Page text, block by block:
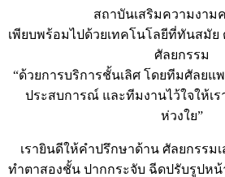
สถาบันเสริมความงาม
เพียบพร้อมไปด้วยเทคโนโลยีที่ทันสมัย
ศัลยกรรม
“ด้วยการบริการชั้นเลิศ โดยทีมศัลยแ
ประสบการณ์ และทีมงานไว้ใจให้เ
ห่วงใย”
เรายินดีให้คำปรึกษาด้าน ศัลยกรรม
ทำตาสองชั้น ปากกระจับ ฉีดปรับรูปหน้